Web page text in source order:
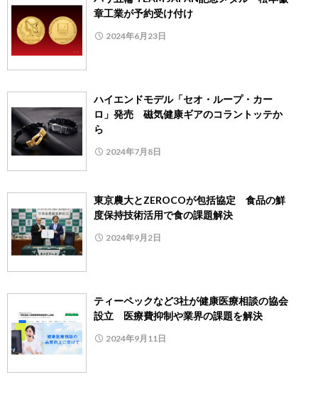
章工業が予約受け付け
2024年6月23日
ハイエンドモデル「セオ・ループ・カー
ロ」発売 磁気健康ギアのコラントッテか
ら
2024年7月8日
東京農大とZEROCOが包括協定 食品の鮮
度保持技術活用で食の課題解決
2024年9月2日
ティーペックなど3社が健康医療相談の協会
設立 医療費抑制や業界の課題を解決
2024年9月11日